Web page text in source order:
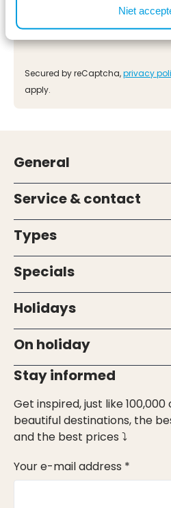
Niet
Secured by reCaptcha,privacy
apply.
General
Service & contact
Types
Specials
Holidays
On holiday
Stay informed
Get inspired, just like
beautiful destinations, the
and the best prices ⤵
Your e-mail address *